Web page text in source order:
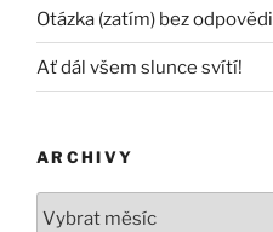
Otázka (zatím) bez odpovědi
Ať dál všem slunce svítí!
ARCHIVY